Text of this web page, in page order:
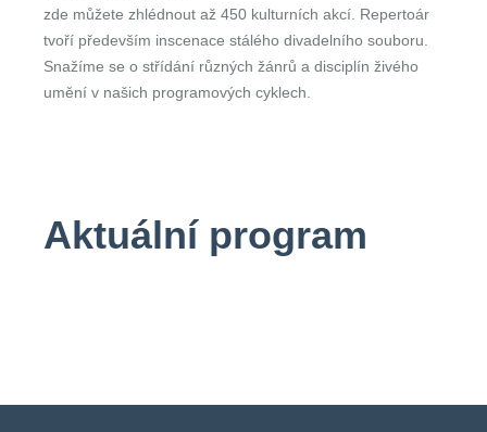
zde můžete zhlédnout až 450 kulturních akcí. Repertoár
tvoří především inscenace stálého divadelního souboru.
Snažíme se o střídání různých žánrů a disciplín živého
umění v našich programových cyklech.
Aktuální program